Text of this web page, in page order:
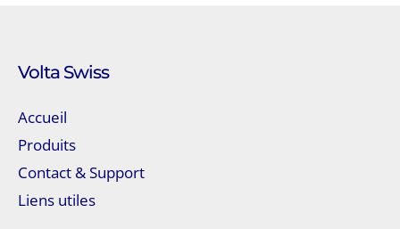
Volta Swiss
Accueil
Produits
Contact & Support
Liens utiles